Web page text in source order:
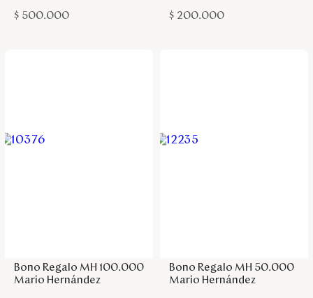
$ 500.000 $ 200.000
Bono Regalo MH 100.000
Mario Hernández
Bono Regalo MH 50.000
Mario Hernández